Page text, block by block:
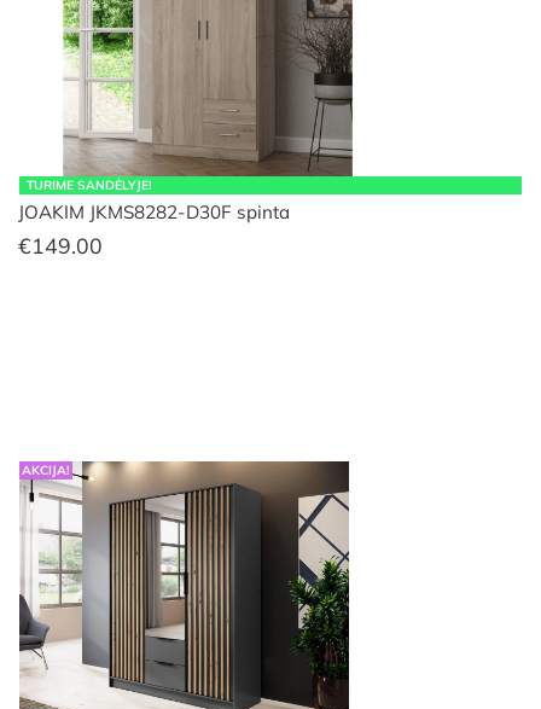
TURIME SANDĖLYJE!
JOAKIM JKMS8282-D30F spinta
€149.00
AKCIJA!